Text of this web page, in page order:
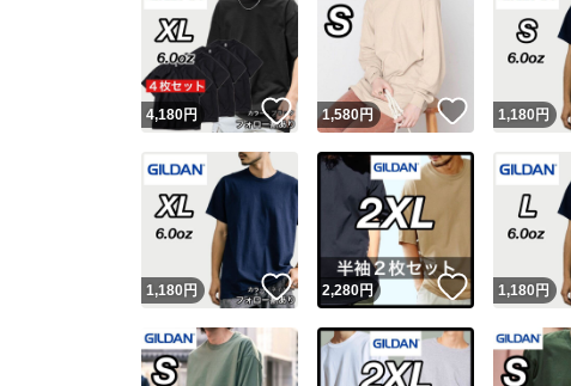
4,180円 いいね！
1,580円 いいね！
1,180 円
1,180 円 いいね！
2,280円 いいね！
1,180 円